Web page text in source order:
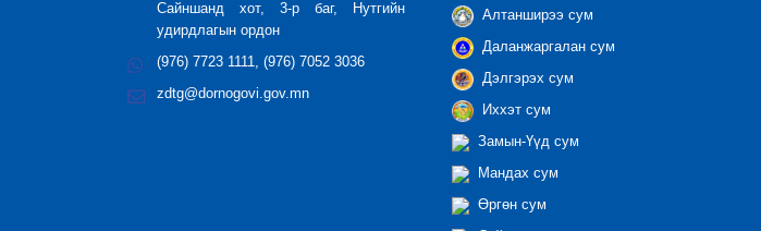
Сайншанд хот, 3-р баг, Нутгийн
удирдлагын ордон
(976) 7723 1111, (976) 7052 3036
zdtg@dornogovi.gov.mn
Алтанширээ сум
Даланжаргалан сум
Дэлгэрэх сум
Иххэт сум
Замын-Үүд сум
Мандах сум
Өргөн сум